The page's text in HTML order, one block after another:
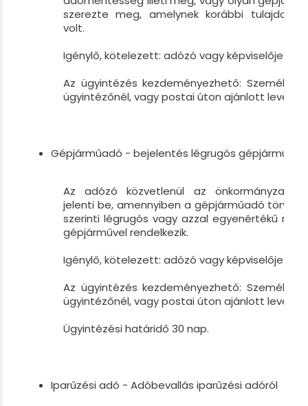
szerezte meg, amelynek korábbi
volt.
Igénylő, kötelezett: adózó vagy képviselője
Az ügyintézés kezdeményezhető:
ügyintézőnél, vagy postai úton ajánlott
Gépjárműadó - bejelentés légrugós gépjárműről
Az adózó közvetlenül az önkormányzati
jelenti be, amennyiben a gépjárműadó törvény
szerinti légrugós vagy azzal egyenértékű
gépjárművel rendelkezik.
Igénylő, kötelezett: adózó vagy képviselője
Az ügyintézés kezdeményezhető:
ügyintézőnél, vagy postai úton ajánlott
Ügyintézési határidő 30 nap.
Iparűzési adó - Adóbevallás iparűzési adóról